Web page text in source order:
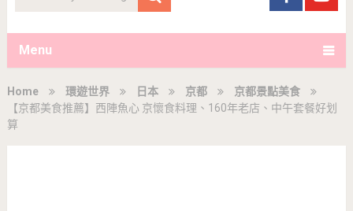
Menu
Home 環遊世界 日本 京都
京都景點美食
【京都美食推薦】西陣魚心 京懷食料理、160年老店、中午套餐好划
算